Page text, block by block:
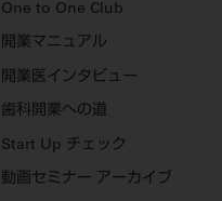
One to One Club
開業マニュアル
開業医インタビュー
歯科開業への道
Start Up チェック
動画セミナー アーカイブ